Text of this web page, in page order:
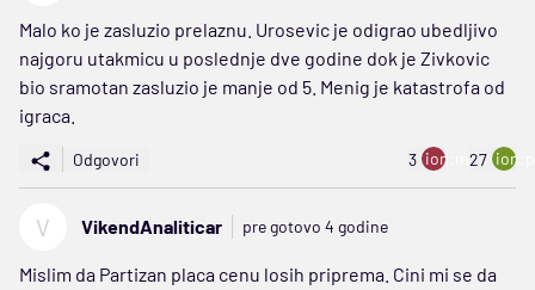
Malo ko je zasluzio prelaznu. Urosevic je odigrao ubedljivo
najgoru utakmicu u poslednje dve godine dok je Zivkovic
bio sramotan zasluzio je manje od 5. Menig je katastrofa od
igraca.
Odgovori 3 ion:minus
27
V VikendAnaliticar pre gotovo 4 godine
Mislim da Partizan placa cenu losih priprema. Cini mi se da